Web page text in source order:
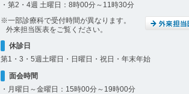
・第2・4週 土曜日：8時00分～11時30分
※一部診療科で受付時間が異なります。
外来担当医表をご覧ください。
休診日
第1・3・5週土曜日・日曜日・祝日・年末年始
面会時間
・月曜日～金曜日：15時00分～19時00分